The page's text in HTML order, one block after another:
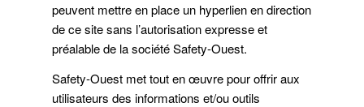
peuvent mettre en place un hyperlien en direction
de ce site sans l’autorisation expresse et
préalable de la société Safety-Ouest.
Safety-Ouest met tout en œuvre pour offrir aux
utilisateurs des informations et/ou outils